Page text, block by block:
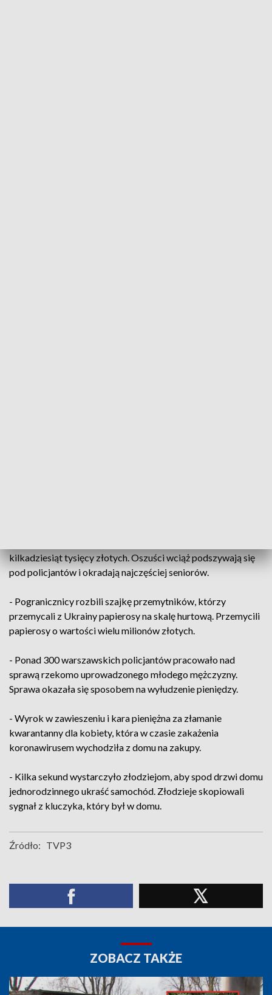
kilkadziesiąt tysięcy złotych. Oszuści wciąż podszywają się
pod policjantów i okradają najczęściej seniorów.
- Pogranicznicy rozbili szajkę przemytników, którzy
przemycali z Ukrainy papierosy na skalę hurtową. Przemycili
papierosy o wartości wielu milionów złotych.
- Ponad 300 warszawskich policjantów pracowało nad
sprawą rzekomo uprowadzonego młodego mężczyzny.
Sprawa okazała się sposobem na wyłudzenie pieniędzy.
- Wyrok w zawieszeniu i kara pieniężna za złamanie
kwarantanny dla kobiety, która w czasie zakażenia
koronawirusem wychodziła z domu na zakupy.
- Kilka sekund wystarczyło złodziejom, aby spod drzwi domu
jednorodzinnego ukraść samochód. Złodzieje skopiowali
sygnał z kluczyka, który był w domu.
Źródło: TVP3
ZOBACZ TAKŻE